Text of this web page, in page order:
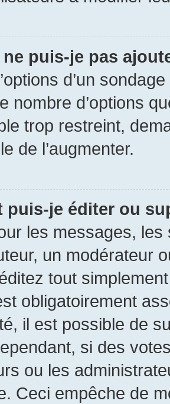
puis-je pas
d’un
nombre d’options
trop restreint,
de l’augmenter.
puis-je éditer ou
les messages,
un modérateur
tout
obligatoirement
il est possible de
si des
ou les
Ceci empêche de